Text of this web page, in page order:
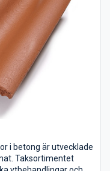
i betong är utvecklade
Taksortimentet